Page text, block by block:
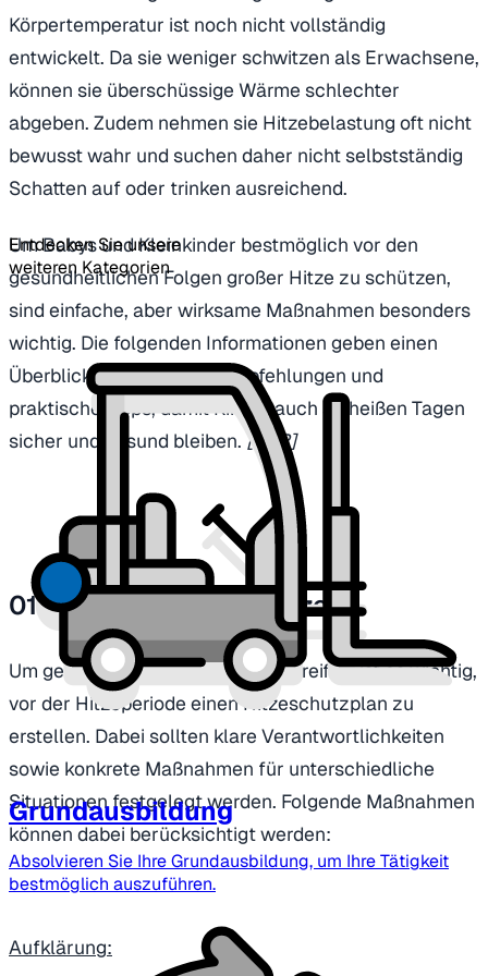
Körpertemperatur ist noch nicht vollständig
entwickelt. Da sie weniger schwitzen als Erwachsene,
können sie überschüssige Wärme schlechter
abgeben. Zudem nehmen sie Hitzebelastung oft nicht
bewusst wahr und suchen daher nicht selbstständig
Schatten auf oder trinken ausreichend.
Um Babys und Kleinkinder bestmöglich vor den
gesundheitlichen Folgen großer Hitze zu schützen,
sind einfache, aber wirksame Maßnahmen besonders
wichtig. Die folgenden Informationen geben einen
Überblick über wichtige Empfehlungen und
praktische Tipps, damit Kinder auch an heißen Tagen
sicher und gesund bleiben.[1] [2]
01 | Maßnahmen bei Hitze
Um geeignete Maßnahmen zu ergreifen, ist es wichtig,
vor der Hitzeperiode einen Hitzeschutzplan zu
erstellen. Dabei sollten klare Verantwortlichkeiten
sowie konkrete Maßnahmen für unterschiedliche
Situationen festgelegt werden. Folgende Maßnahmen
können dabei berücksichtigt werden:
Aufklärung:
Entdecken Sie unsere
weiteren Kategorien
Grundausbildung
Absolvieren Sie Ihre Grundausbildung, um Ihre Tätigkeit
bestmöglich auszuführen.